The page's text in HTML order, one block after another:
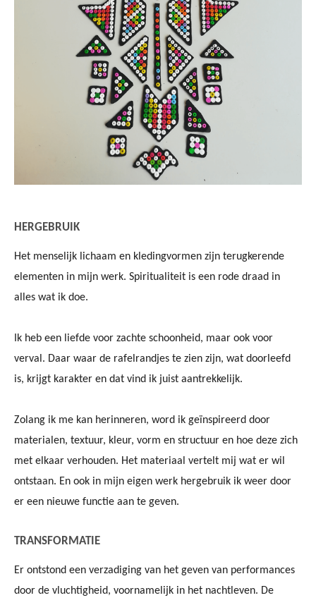
HERGEBRUIK
Het menselijk lichaam en kledingvormen zijn terugkerende
elementen in mijn werk. Spiritualiteit is een rode draad in
alles wat ik doe.
Ik heb een liefde voor zachte schoonheid, maar ook voor
verval. Daar waar de rafelrandjes te zien zijn, wat doorleefd
is, krijgt karakter en dat vind ik juist aantrekkelijk.
Zolang ik me kan herinneren, word ik geïnspireerd door
materialen, textuur, kleur, vorm en structuur en hoe deze zich
met elkaar verhouden. Het materiaal vertelt mij wat er wil
ontstaan. En ook in mijn eigen werk hergebruik ik weer door
er een nieuwe functie aan te geven.
TRANSFORMATIE
Er ontstond een verzadiging van het geven van performances
door de vluchtigheid, voornamelijk in het nachtleven. De